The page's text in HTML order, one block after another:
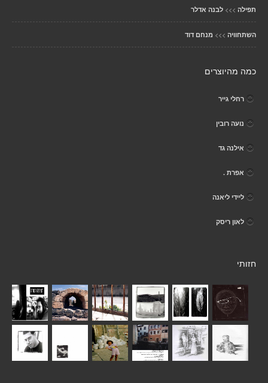
תפילה >>> לבנה אדלר
השתחוויה >>> מנחם דוד
כמה מהיוצרים
רחלי גייר
נועה רובין
אילנה גד
אפרת .
ליידי ליאנה
לאון ריסק
חזותי